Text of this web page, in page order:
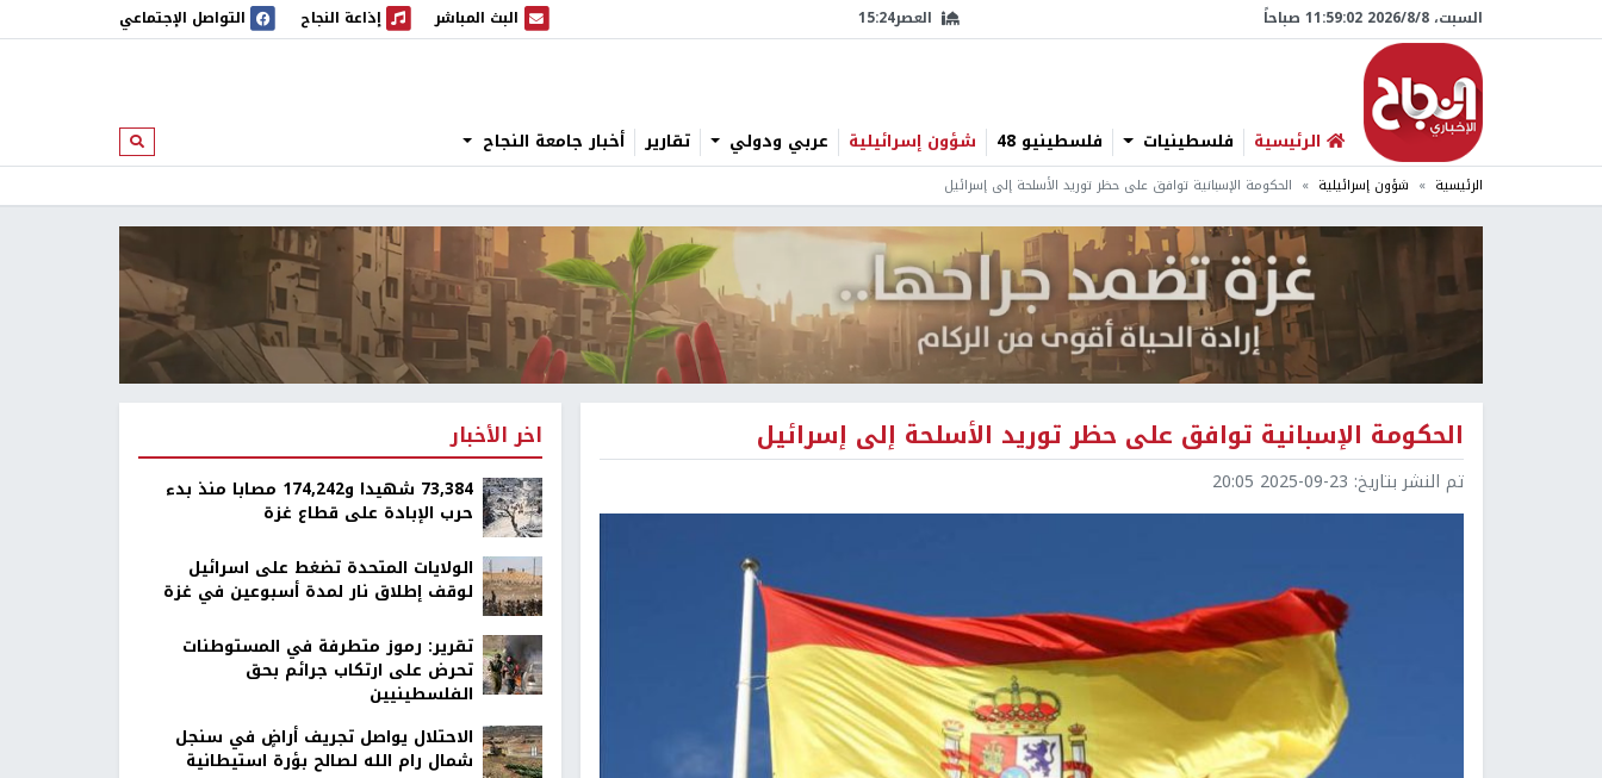
السبت، 8/‏8/‏2026 11:59:03 صباحاً العصر15:24 البث المباشر
البث المباشر إذاعة النجاح
إذاعة النجاح التواصل الإجتماعي
الرئيسية فلسطينيات فلسطينيو 48 شؤون إسرائيلية عربي ودولي تقارير أخبار جامعة النجاح ابحث
الرئيسية شؤون إسرائيلية الحكومة الإسبانية توافق على حظر توريد الأسلحة إلى إسرائيل
الحكومة الإسبانية توافق على حظر توريد الأسلحة إلى إسرائيل
تم النشر بتاريخ: 2025-09-23 20:05
اخر الأخبار
73,384 شهيدا و174,242 مصابا منذ بدء
حرب الإبادة على قطاع غزة
الولايات المتحدة تضغط على اسرائيل
لوقف إطلاق نار لمدة أسبوعين في غزة
تقرير: رموز متطرفة في المستوطنات
تحرض على ارتكاب جرائم بحق
الفلسطينيين
الاحتلال يواصل تجريف أراضٍ في سنجل
شمال رام الله لصالح بؤرة استيطانية